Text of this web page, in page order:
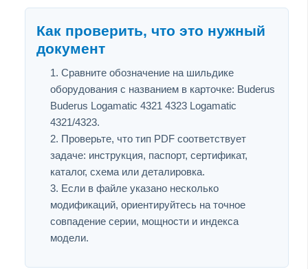
Как проверить, что это нужный
документ
Сравните обозначение на шильдике
оборудования с названием в карточке: Buderus
Buderus Logamatic 4321 4323 Logamatic
4321/4323.
Проверьте, что тип PDF соответствует
задаче: инструкция, паспорт, сертификат,
каталог, схема или деталировка.
Если в файле указано несколько
модификаций, ориентируйтесь на точное
совпадение серии, мощности и индекса
модели.